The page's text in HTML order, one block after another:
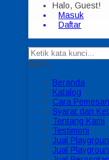
Halo, Guest!
Masuk
Daftar
MENU
Beranda
Katalog
Cara
Syarat dan
Tentang Kami
Testimoni
Jual
Jual